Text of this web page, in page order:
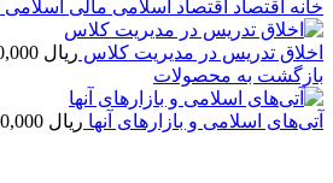
خانه اقتصاد اقتصاد اسلامی مالی اسلامی
اخلاق تدریس در مدیریت کلاس ریال
بازگشت به محصولات
آتی‌های اسلامی و بازارهای آنها ریال